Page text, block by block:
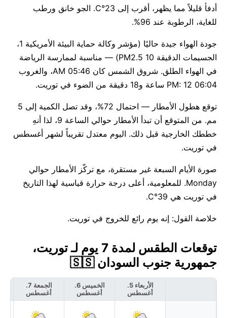
أدفأ قليلاً مما يظهر، أقرب إلى 23°C. الجو خانق ورطب
للغاية، الرطوبة عند 96%.
جودة الهواء جيدة حاليًا (مؤشر وكالة حماية البيئة الأمريكية 1،
الجسيمات الدقيقة PM2.5 10) — مناسبة لممارسة الرياضة
في الهواء الطلق. شروق الشمس كان 05:46 AM، والغروب
06:04 PM: 12 ساعة و18 دقيقة من الضوء في توريت.
توقع هطول الأمطار — احتمال 72%، وقد تصل الكمية إلى 5
مم. من المتوقع أن تبدأ الأمطار حوالي الساعة 9، لذا أنهِ
خططك الخارجية قبل ذلك. اليوم معتدل تقريباً لشهر أغسطس
في توريت.
صورة الأيام السبعة غير مستقرة، مع تركّز الأمطار حوالي
Monday. للمعلومية، أعلى درجة حرارة قياسية لهذا التاريخ
في توريت هي 39°C.
خلاصة القول: إنه يوم رائع للخروج في توريت.
توقعات الطقس لمدة 7 يوم لـ توريت،
جمهورية جنوب السودان 🇸🇸
الأربعاء 5.
أغسطس
الخميس 6.
أغسطس
الجمعة 7.
أغسطس